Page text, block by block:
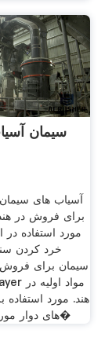
سیمان
آسیاب های
برای فروش در
مورد استفاده
خرد کردن
سیمان برای فروش
هند. مورد
های دوار مورد استفاده آس�